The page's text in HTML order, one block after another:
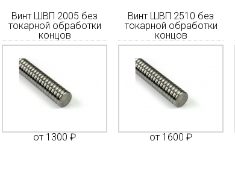
Винт ШВП 2005 без
токарной обработки
концов
от 1300 ₽
Винт ШВП 2510 без
токарной обработки
концов
от 1600 ₽